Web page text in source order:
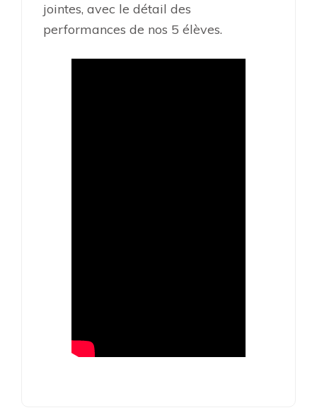
jointes, avec le détail des
performances de nos 5 élèves.